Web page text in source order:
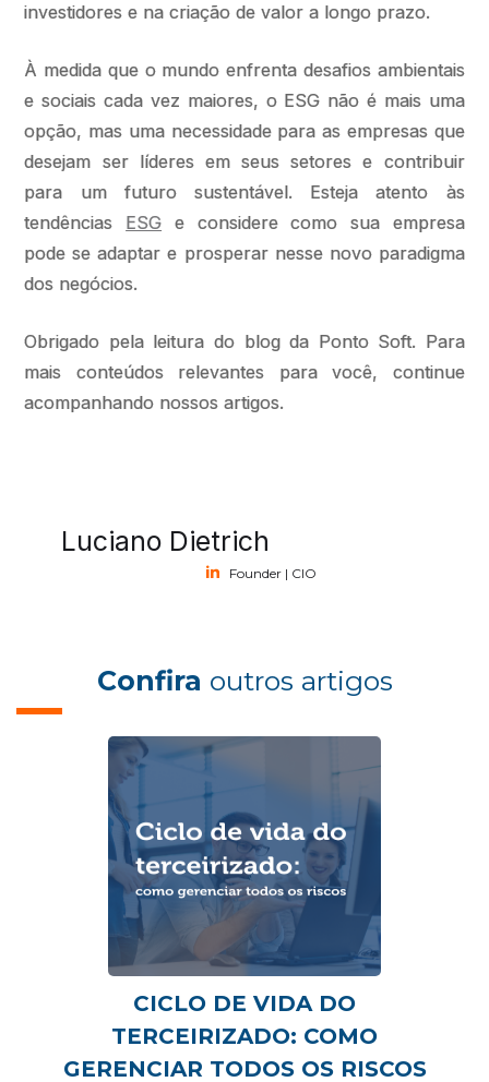
investidores e na criação de valor a longo prazo.
À medida que o mundo enfrenta desafios ambientais
e sociais cada vez maiores, o ESG não é mais uma
opção, mas uma necessidade para as empresas que
desejam ser líderes em seus setores e contribuir
para um futuro sustentável. Esteja atento às
tendências ESG e considere como sua empresa
pode se adaptar e prosperar nesse novo paradigma
dos negócios.
Obrigado pela leitura do blog da Ponto Soft. Para
mais conteúdos relevantes para você, continue
acompanhando nossos artigos.
Luciano Dietrich
Founder | CIO
Confira outros artigos
CICLO DE VIDA DO
TERCEIRIZADO: COMO
GERENCIAR TODOS OS RISCOS